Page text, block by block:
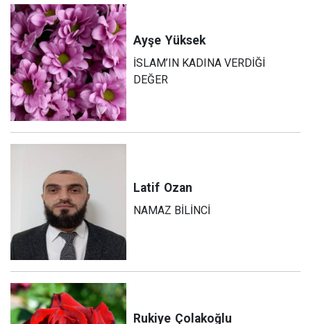
Ayşe Yüksek
İSLAM’IN KADINA VERDİĞİ
DEĞER
Latif Ozan
NAMAZ BİLİNCİ
Rukiye Çolakoğlu